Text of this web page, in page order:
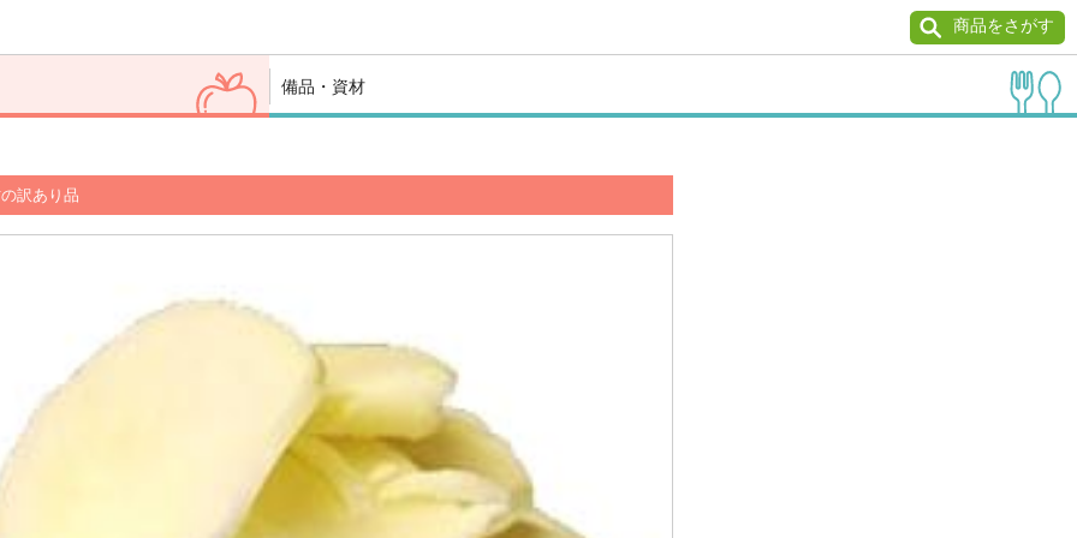
商品をさがす
備品・資材
訳あり品